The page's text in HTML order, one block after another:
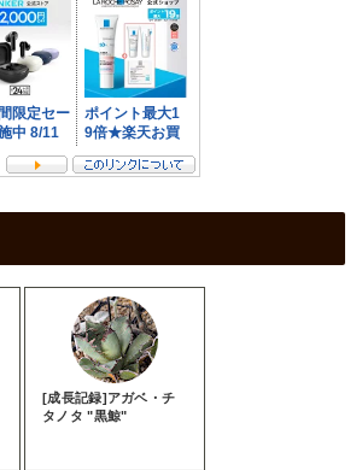
[成長記録]アガベ・チ
タノタ "黒鯨"